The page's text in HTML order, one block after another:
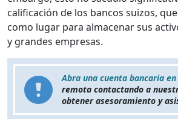
calificación de los bancos suizos,
como lugar para almacenar sus
y grandes empresas.
Abra una cuenta bancaria en
remota contactando a
obtener asesoramiento y